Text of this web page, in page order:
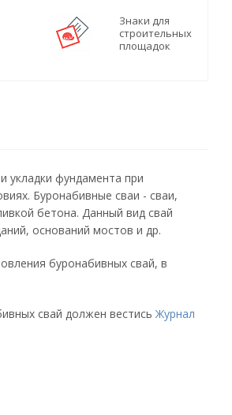
Знаки для
строительных
площадок
укладки фундамента при
Буронабивные сваи - сваи,
бетона. Данный вид свай
оснований мостов и др.
буронабивных свай, в
свай должен вестисьЖурнал